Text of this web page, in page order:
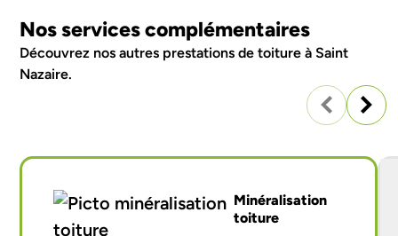
Nos services complémentaires
Découvrez nos autres prestations de toiture à Saint
Nazaire.
Minéralisation
toiture